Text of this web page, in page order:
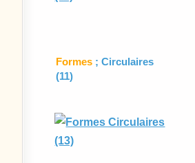
Formes ; Circulaires
(11)